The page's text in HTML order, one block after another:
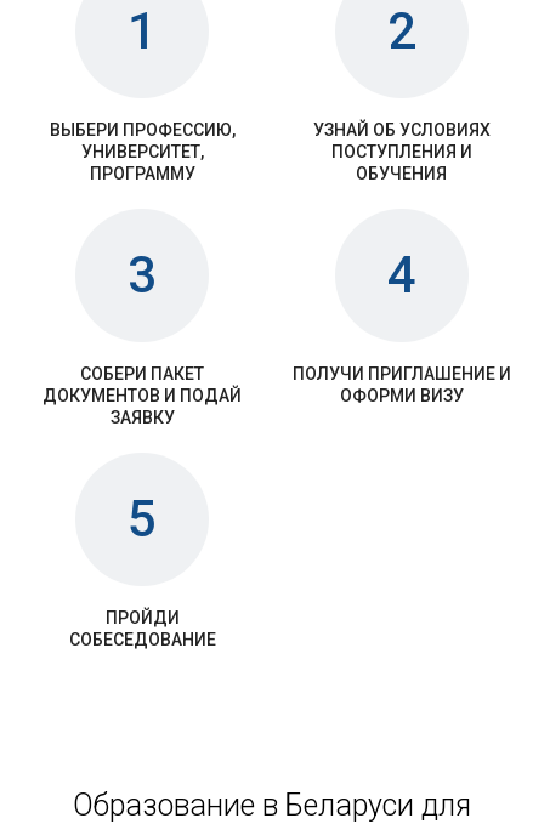
1
ВЫБЕРИ ПРОФЕССИЮ,
УНИВЕРСИТЕТ,
ПРОГРАММУ
2
УЗНАЙ ОБ УСЛОВИЯХ
ПОСТУПЛЕНИЯ И
ОБУЧЕНИЯ
3
СОБЕРИ ПАКЕТ
ДОКУМЕНТОВ И ПОДАЙ
ЗАЯВКУ
4
ПОЛУЧИ ПРИГЛАШЕНИЕ И
ОФОРМИ ВИЗУ
5
ПРОЙДИ
СОБЕСЕДОВАНИЕ
Образование в Беларуси для